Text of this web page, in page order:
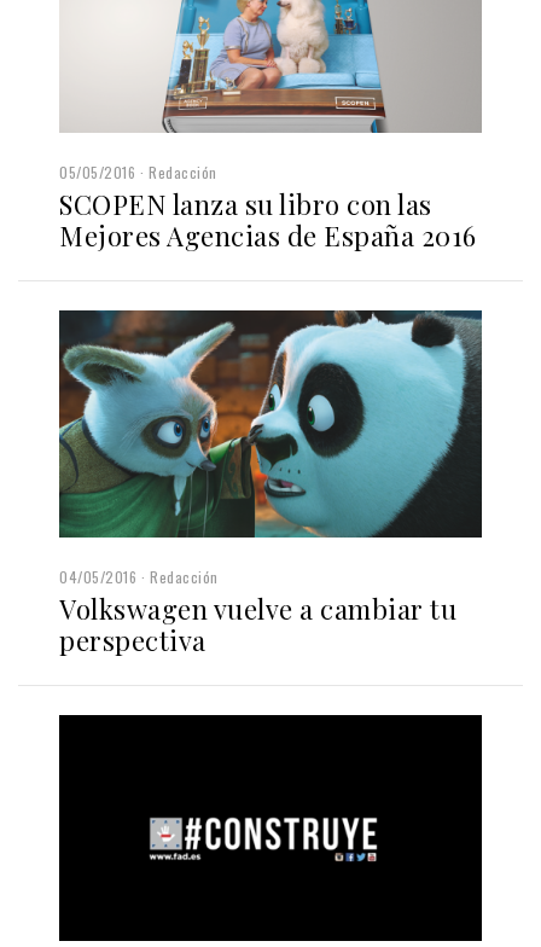
05/05/2016 Redacción
SCOPEN lanza su libro con las
Mejores Agencias de España 2016
04/05/2016 Redacción
Volkswagen vuelve a cambiar tu
perspectiva